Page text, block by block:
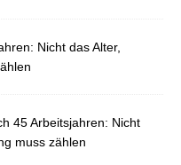
Nicht das Alter,
45 Arbeitsjahren: Nicht
muss zählen